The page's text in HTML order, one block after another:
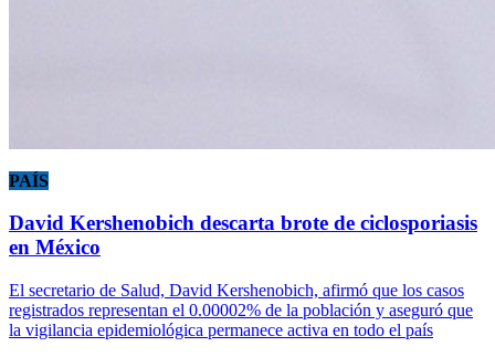
PAÍS
David Kershenobich descarta brote de ciclosporiasis
en México
El secretario de Salud, David Kershenobich, afirmó que los casos
registrados representan el 0.00002% de la población y aseguró que
la vigilancia epidemiológica permanece activa en todo el país